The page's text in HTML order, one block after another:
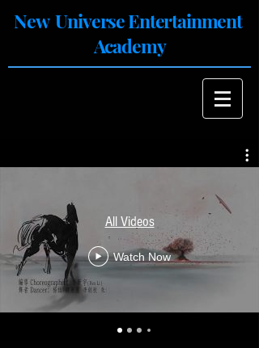
New Universe Entertainment
Academy
All Videos
Watch Now